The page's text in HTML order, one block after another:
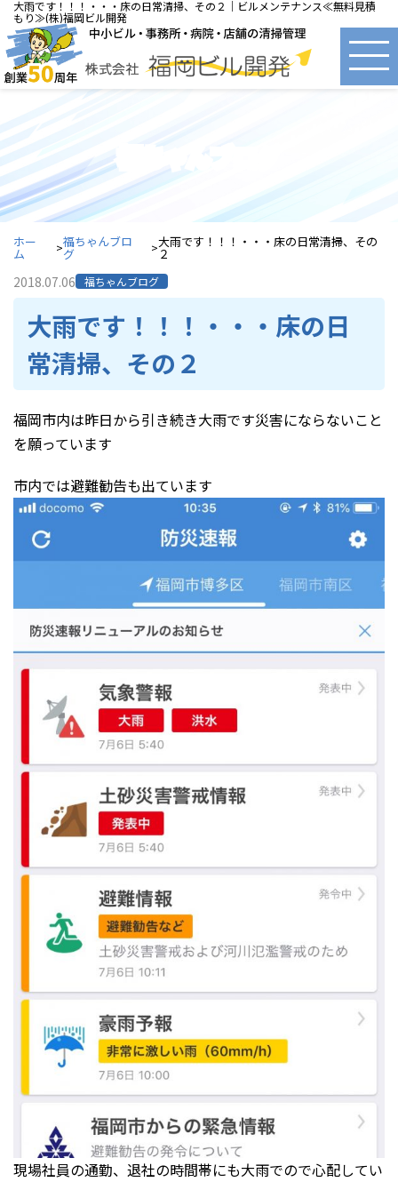
大雨です！！！・・・床の日常清掃、その２｜ビルメンテナンス≪無料見積
もり≫(株)福岡ビル開発
福ちゃんブログ
ホー
ム
福ちゃんブロ
グ
大雨です！！！・・・床の日常清掃、その
２
2018.07.06 福ちゃんブログ
大雨です！！！・・・床の日
常清掃、その２
福岡市内は昨日から引き続き大雨です災害にならないこと
を願っています
市内では避難勧告も出ています
現場社員の通勤、退社の時間帯にも大雨でので心配してい